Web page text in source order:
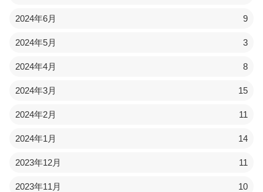
2024年6月 9
2024年5月 3
2024年4月 8
2024年3月 15
2024年2月 11
2024年1月 14
2023年12月 11
2023年11月 10